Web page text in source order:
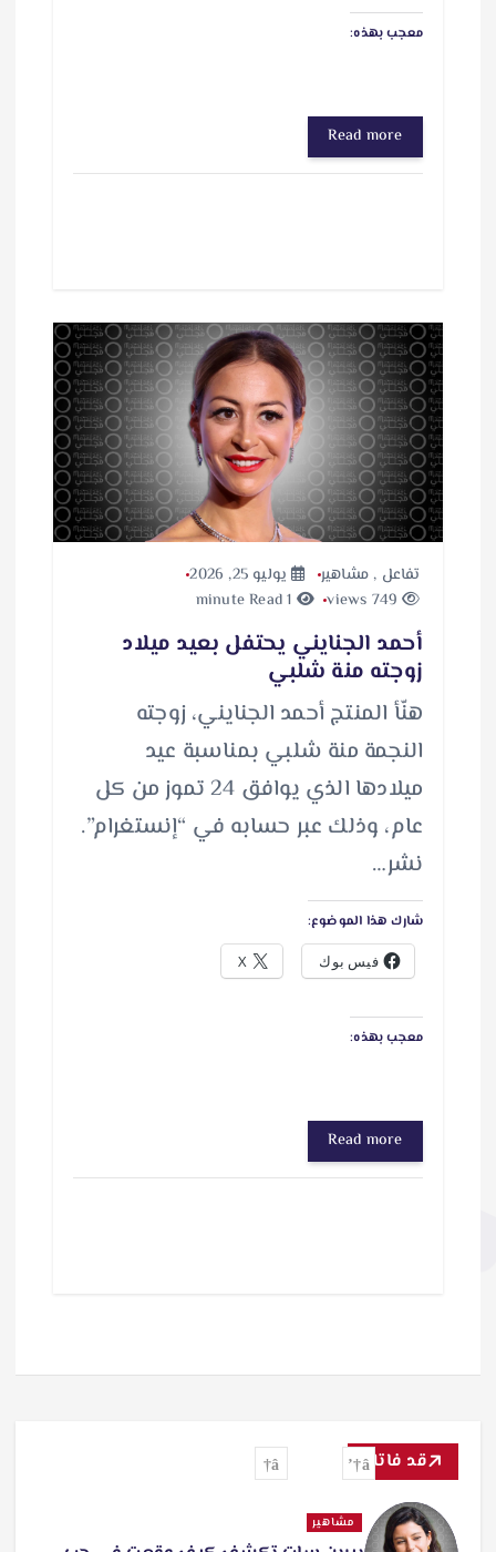
معجب بهذه:
Read more
تفاعل , مشاهير
يوليو 25, 2026
749 views
أحمد الجنايني يحتفل بعيد ميلاد
زوجته منة شلبي
هنّأ المنتج أحمد الجنايني، زوجته
النجمة منة شلبي بمناسبة عيد
ميلادها الذي يوافق 24 تموز من كل
عام، وذلك عبر حسابه في “إنستغرام”.
نشر…
شارك هذا الموضوع:
فيس بوك X
معجب بهذه:
Read more
قد فاتك
تفاعل